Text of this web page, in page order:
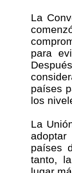
La
para
países
los
La
países
tanto,